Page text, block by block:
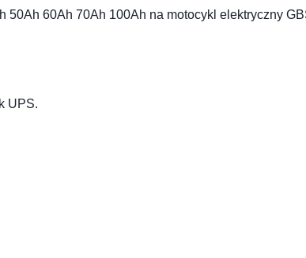
60Ah 70Ah 100Ah na motocykl elektryczny
UPS.